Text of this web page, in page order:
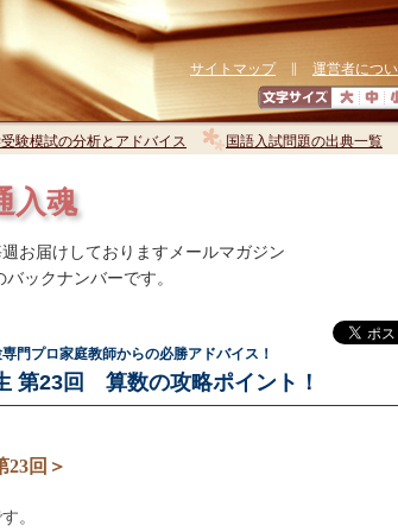
サイトマップ∥ 運営者につ
験模試の分析とアドバイス 国語入試問題の出典一覧
入魂
お届けしておりますメールマガジン
バックナンバーです。
門プロ家庭教師からの必勝アドバイス！
第23回 算数の攻略ポイント！
回＞
。